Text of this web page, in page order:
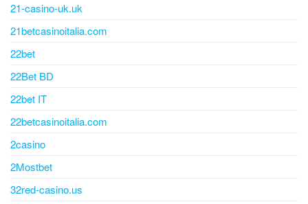
21-casino-uk.uk
21betcasinoitalia.com
22bet
22Bet BD
22bet IT
22betcasinoitalia.com
2casino
2Mostbet
32red-casino.us